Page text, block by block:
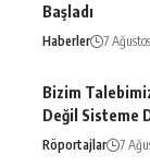
Başladı
Haberler 7
Bizim
Değil Sisteme
Röportajlar 7